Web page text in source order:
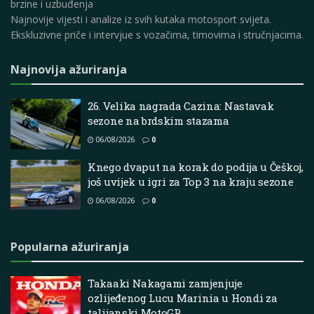
brzine i uzbuđenja
Najnovije vijesti i analize iz svih kutaka motosport svijeta.
Ekskluzivne priče i intervjue s vozačima, timovima i stručnjacima.
Najnovija ažuriranja
26. Velika nagrada Cazina: Nastavak
sezone na brdskim stazama
06/08/2026 0
Knego dvaput na korak do podija u Češkoj,
još uvijek u igri za Top 3 na kraju sezone
06/08/2026 0
Popularna ažuriranja
Takaaki Nakagami zamjenjuje
ozlijeđenog Lucu Marinia u Hondi za